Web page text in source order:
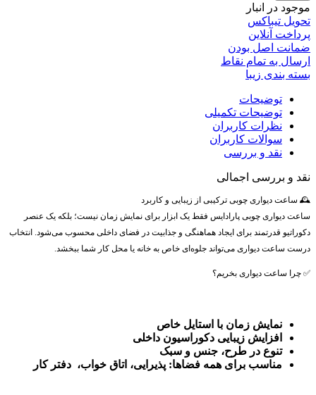
موجود در انبار
تحویل تیباکس
پرداخت آنلاین
ضمانت اصل بودن
ارسال به تمام نقاط
بسته بندی زیبا
توضیحات
توضیحات تکمیلی
نظرات کاربران
سوالات کاربران
نقد و بررسی
نقد و بررسی اجمالی
🕰️ ساعت دیواری چوبی ترکیبی از زیبایی و کاربرد
ساعت دیواری چوبی پارادایس فقط یک ابزار برای نمایش زمان نیست؛ بلکه یک عنصر
دکوراتیو قدرتمند برای ایجاد هماهنگی و جذابیت در فضای داخلی محسوب می‌شود. انتخاب
درست ساعت دیواری می‌تواند جلوه‌ای خاص به خانه یا محل کار شما ببخشد.
✅ چرا ساعت دیواری بخریم؟
نمایش زمان با استایل خاص
افزایش زیبایی دکوراسیون داخلی
تنوع در طرح، جنس و سبک
مناسب برای همه فضاها: پذیرایی، اتاق خواب، دفتر کار